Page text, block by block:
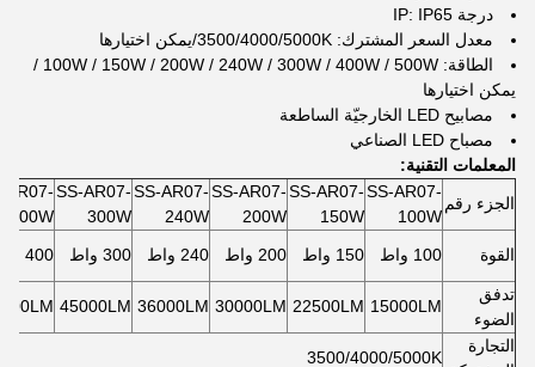
درجة IP: IP65
معدل السعر المشترك: 3500/4000/5000K/يمكن اختيارها
الطاقة: 100W / 150W / 200W / 240W / 300W / 400W / 500W /
يمكن اختيارها
مصابيح LED الخارجيّة الساطعة
مصباح LED الصناعي
المعلمات التقنية:
الجزء رقم
SS-AR07-
100W
SS-AR07-
150W
SS-AR07-
200W
SS-AR07-
240W
SS-AR07-
300W
AR07-
400W
القوة
100 واط 150 واط 200 واط 240 واط 300 واط 400 واط
تدفق
الضوء
15000LM
22500LM
30000LM
36000LM
45000LM
التجارة
3500/4000/5000K